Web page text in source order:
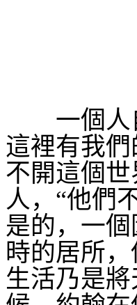
一個
這裡有我
不開這個
人，“他們
是的，一
時的居所
生活乃是